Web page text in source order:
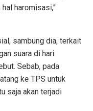
haromisasi,”
sambung dia, terkait
suara di hari
Sebab, pada
ke TPS untuk
saja akan terjadi